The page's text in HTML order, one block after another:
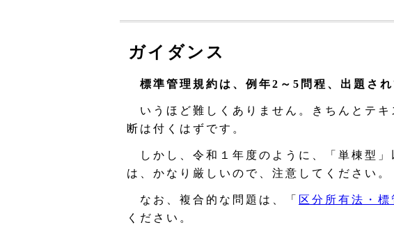
ガイダンス
標準管理規約は、例年2～5問程、出題され
いうほど難しくありません。きちんとテキ
断は付くはずです。
しかし、令和１年度のように、「単棟型」
は、かなり厳しいので、注意してください。
なお、複合的な問題は、「 区分所有法・標
ください。